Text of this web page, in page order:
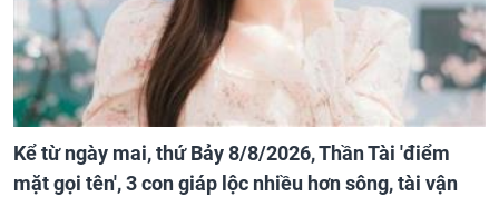
Kể từ ngày mai, thứ Bảy 8/8/2026, Thần Tài 'điểm
mặt gọi tên', 3 con giáp lộc nhiều hơn sông, tài vận